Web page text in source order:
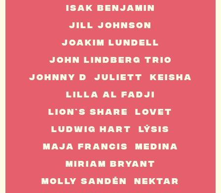
Isak Benjamin
Jill Johnson
Joakim Lundell
John Lindberg Trio
Johnny D
Juliett
Keisha
Lilla Al Fadji
Lion`s Share
Lovet
Ludwig Hart
Lýsis
Maja Francis
Medina
Miriam Bryant
Molly Sandén
Nektar